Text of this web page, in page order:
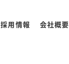
採用情報 会社概要